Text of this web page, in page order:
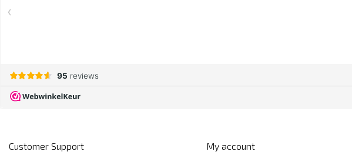
Customer Support My account